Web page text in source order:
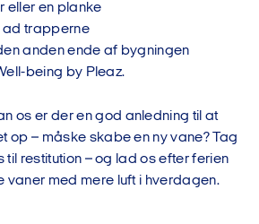
en planke
ad trapperne
anden ende af bygningen
being by Pleaz.
os er der en god anledning til at
op – måske skabe en ny vane? Tag
restitution – og lad os efter ferien
vaner med mere luft i hverdagen.